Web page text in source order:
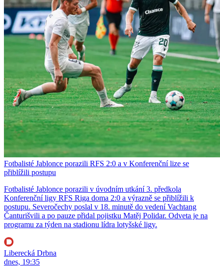
Fotbalisté Jablonce porazili RFS 2:0 a v Konferenční lize se
přiblížili postupu
Fotbalisté Jablonce porazili v úvodním utkání 3. předkola
Konferenční ligy RFS Riga doma 2:0 a výrazně se přiblížili k
postupu. Severočechy poslal v 18. minutě do vedení Vachtang
Čanturišvili a po pauze přidal pojistku Matěj Polidar. Odveta je na
programu za týden na stadionu lídra lotyšské ligy.
Liberecká Drbna
dnes, 19:35